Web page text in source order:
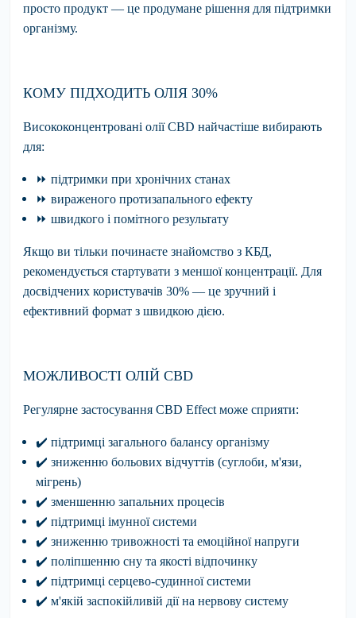
просто продукт — це продумане рішення для підтримки
організму.
КОМУ ПІДХОДИТЬ ОЛІЯ 30%
Висококонцентровані олії CBD найчастіше вибирають
для:
⏩ підтримки при хронічних станах
⏩ вираженого протизапального ефекту
⏩ швидкого і помітного результату
Якщо ви тільки починаєте знайомство з КБД,
рекомендується стартувати з меншої концентрації. Для
досвідчених користувачів 30% — це зручний і
ефективний формат з швидкою дією.
МОЖЛИВОСТІ ОЛІЙ CBD
Регулярне застосування CBD Effect може сприяти:
✔ підтримці загального балансу організму
✔ зниженню больових відчуттів (суглоби, м'язи,
мігрень)
✔ зменшенню запальних процесів
✔ підтримці імунної системи
✔ зниженню тривожності та емоційної напруги
✔ поліпшенню сну та якості відпочинку
✔ підтримці серцево-судинної системи
✔ м'якій заспокійливій дії на нервову систему